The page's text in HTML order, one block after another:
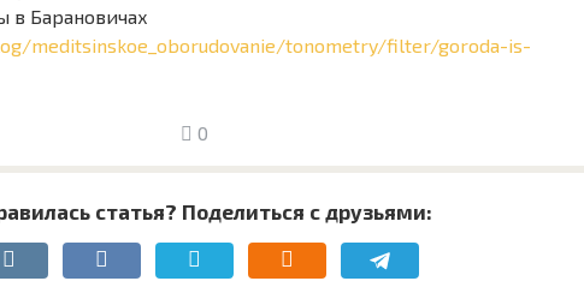
в Барановичах
meditsinskoe_oborudovanie/tonometry/filter/goroda-is-
0
статья? Поделиться с друзьями: